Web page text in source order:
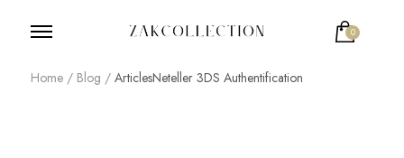
ZakCollection
0
Home / Blog / ArticlesNeteller 3DS Authentification